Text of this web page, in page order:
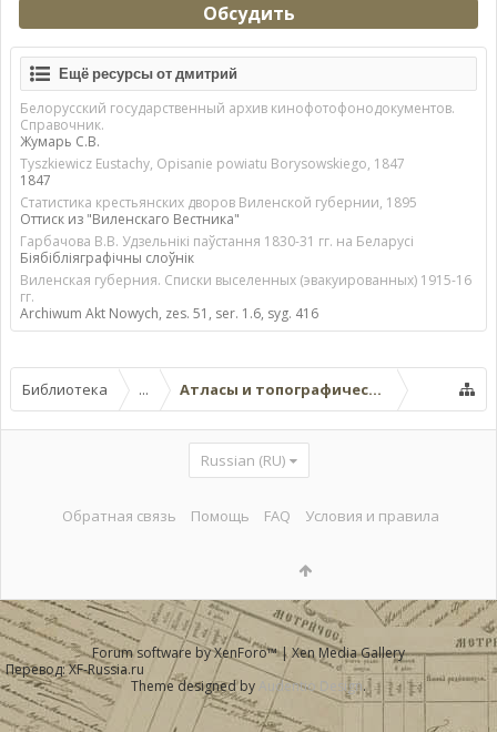
Обсудить
Ещё ресурсы от дмитрий
Белорусский государственный архив кинофотофонодокументов.
Справочник.
Жумарь С.В.
Tyszkiewicz Eustachy, Opisanie powiatu Borysowskiego, 1847
1847
Статистика крестьянских дворов Виленской губернии, 1895
Оттиск из "Виленскаго Вестника"
Гарбачова В.В. Удзельнікі паўстання 1830-31 гг. на Беларусі
Біябібліяграфічны слоўнік
Виленская губерния. Списки выселенных (эвакуированных) 1915-16
гг.
Archiwum Akt Nowych, zes. 51, ser. 1.6, syg. 416
Библиотека ... Атласы и топографические карты
Russian (RU)
Обратная связь Помощь FAQ Условия и правила
Forum software by XenForo™|Xen Media Gallery
Перевод:XF-Russia.ru
Theme designed by
Audentio Design.